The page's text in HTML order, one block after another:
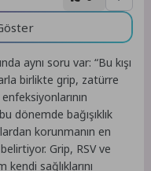
aynı soru var: “Bu kışı
birlikte grip, zatürre
dönemde bağışıklık
korunmanın en
Grip, RSV ve
kendi sağlıklarını